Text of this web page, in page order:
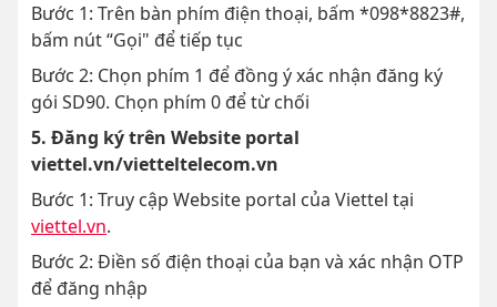
Bước 1: Trên bàn phím điện thoại, bấm *098*8823#,
bấm nút “Gọi" để tiếp tục
Bước 2: Chọn phím 1 để đồng ý xác nhận đăng ký
gói SD90. Chọn phím 0 để từ chối
5. Đăng ký trên Website portal
viettel.vn/vietteltelecom.vn
Bước 1: Truy cập Website portal của Viettel tại
viettel.vn.
Bước 2: Điền số điện thoại của bạn và xác nhận OTP
để đăng nhập